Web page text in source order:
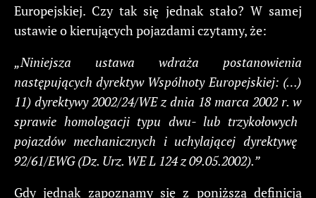
Europejskiej. Czy tak się jednak stało? W samej
ustawie o kierujących pojazdami czytamy, że:
„Niniejsza ustawa wdraża postanowienia
następujących dyrektywWspólnotyEuropejskiej: (…)
11) dyrektywy2002/24/WEz dnia 18marca 2002r. w
sprawie homologacjitypu dwu-lub trzykołowych
pojazdówmechanicznych iuchylającej dyrektywę
92/61/EWG(Dz. Urz. WEL 124z09.05.2002).”
Gdy jednak zapoznamy się z poniższą definicją